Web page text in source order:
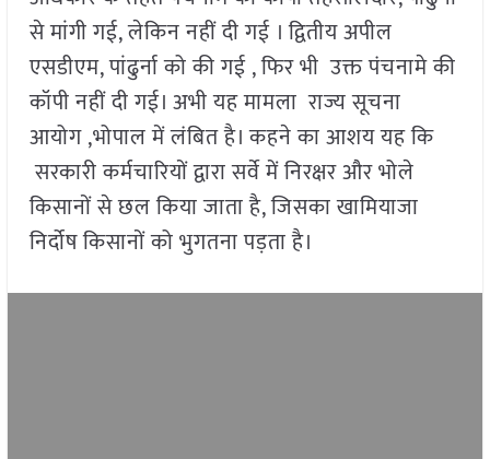
से मांगी गई, लेकिन नहीं दी गई । द्वितीय अपील
एसडीएम, पांढुर्ना को की गई , फिर भी उक्त पंचनामे की
कॉपी नहीं दी गई। अभी यह मामला राज्य सूचना
आयोग ,भोपाल में लंबित है। कहने का आशय यह कि
सरकारी कर्मचारियों द्वारा सर्वे में निरक्षर और भोले
किसानों से छल किया जाता है, जिसका खामियाजा
निर्दोष किसानों को भुगतना पड़ता है।